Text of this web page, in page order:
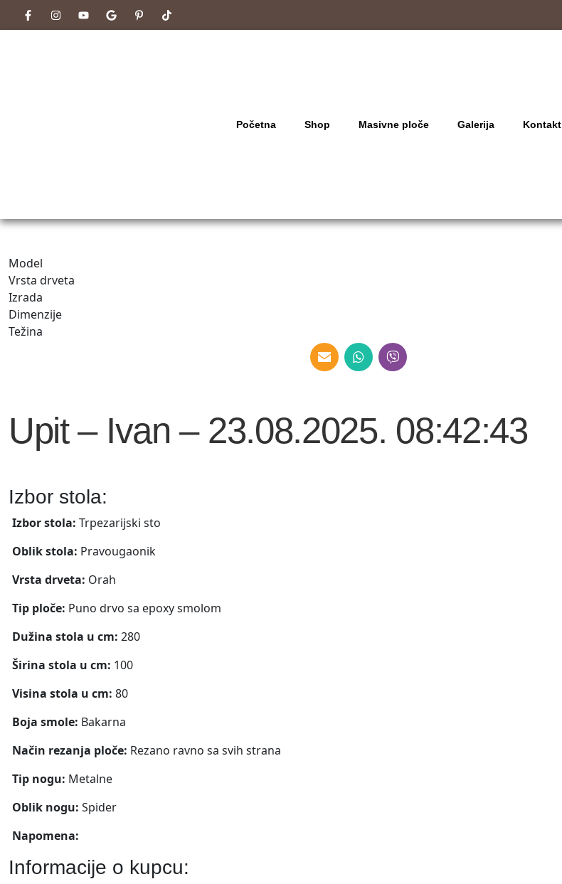
Početna Shop Masivne ploče Galerija Kontakt
Model
Vrsta drveta
Izrada
Dimenzije
Težina
Upit – Ivan – 23.08.2025. 08:42:43
Izbor stola:
Izbor stola: Trpezarijski sto
Oblik stola: Pravougaonik
Vrsta drveta: Orah
Tip ploče: Puno drvo sa epoxy smolom
Dužina stola u cm: 280
Širina stola u cm: 100
Visina stola u cm: 80
Boja smole: Bakarna
Način rezanja ploče: Rezano ravno sa svih strana
Tip nogu: Metalne
Oblik nogu: Spider
Napomena:
Informacije o kupcu: